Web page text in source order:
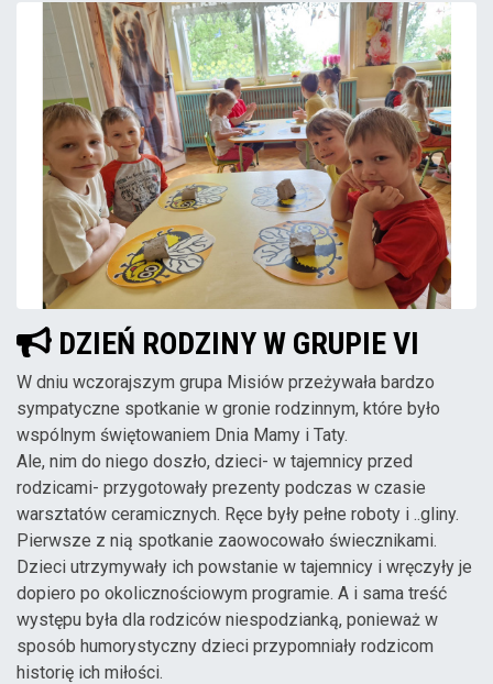
DZIEŃ RODZINY W GRUPIE VI
W dniu wczorajszym grupa Misiów przeżywała bardzo
sympatyczne spotkanie w gronie rodzinnym, które było
wspólnym świętowaniem Dnia Mamy i Taty.
Ale, nim do niego doszło, dzieci- w tajemnicy przed
rodzicami- przygotowały prezenty podczas w czasie
warsztatów ceramicznych. Ręce były pełne roboty i ..gliny.
Pierwsze z nią spotkanie zaowocowało świecznikami.
Dzieci utrzymywały ich powstanie w tajemnicy i wręczyły je
dopiero po okolicznościowym programie. A i sama treść
występu była dla rodziców niespodzianką, ponieważ w
sposób humorystyczny dzieci przypomniały rodzicom
historię ich miłości.